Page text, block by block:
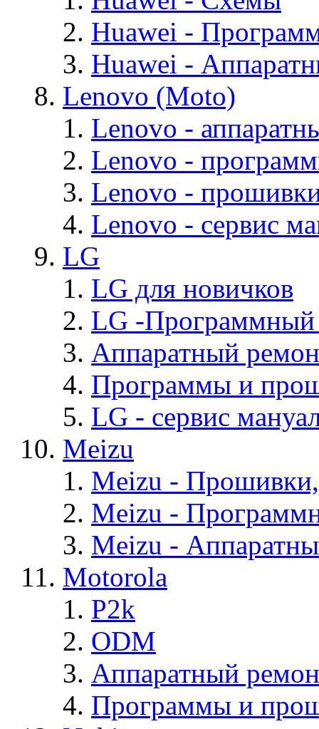
Huawei -
Huawei -
Lenovo (Moto)
Lenovo -
Lenovo -
Lenovo -
Lenovo - cервис
LG
LG для новичков
LG -Программный
Аппаратный
Программы и
LG - cервис
Meizu
Meizu -
Meizu -
Meizu -
Motorola
P2k
ODM
Аппаратный
Программы и